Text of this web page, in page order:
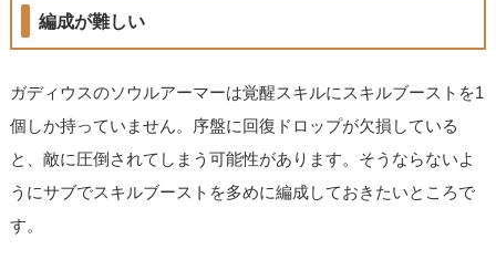
編成が難しい
ガディウスのソウルアーマーは覚醒スキルにスキルブーストを1
個しか持っていません。序盤に回復ドロップが欠損している
と、敵に圧倒されてしまう可能性があります。そうならないよ
うにサブでスキルブーストを多めに編成しておきたいところで
す。